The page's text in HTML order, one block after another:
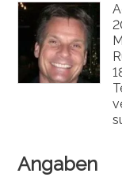
Angaben